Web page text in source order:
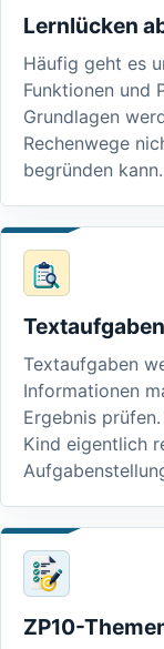
Lernlücken
Häufig geht es
Funktionen und
Grundlagen
Rechenwege
begründen kann.
Textaufgaben
Informationen
Ergebnis
Kind eigentlich
ZP10-